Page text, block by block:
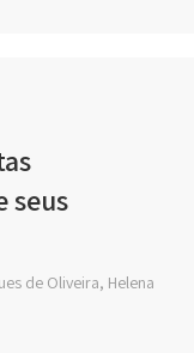
seus
de Oliveira, Helena